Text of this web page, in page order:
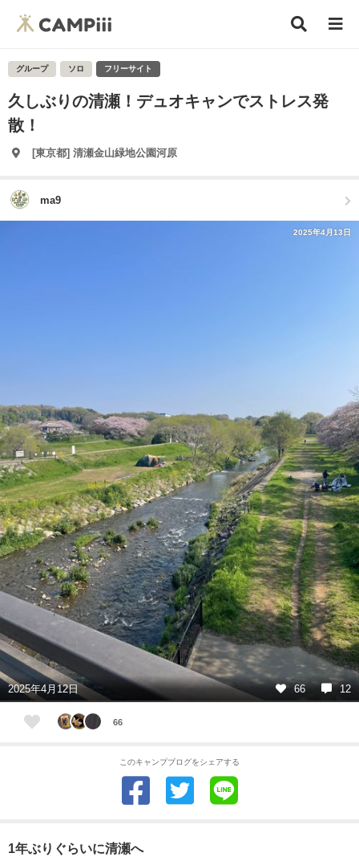
グループ ソロ フリーサイト
久しぶりの清瀬！デュオキャンでストレス発
散！
[東京都] 清瀬金山緑地公園河原
ma9
2025年4月13日
2025年4月12日 66 12
66
このキャンプブログをシェアする
1年ぶりぐらいに清瀬へ